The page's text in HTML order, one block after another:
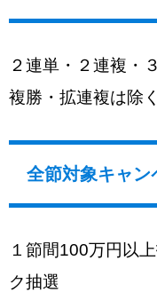
２連単・２連複・
複勝・拡連複は除く
全節対象キャン
１節間100万円以
ク抽選